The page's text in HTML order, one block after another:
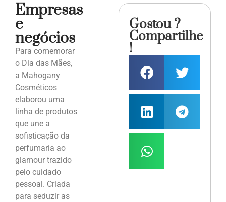
Empresas
e
negócios
Para comemorar
o Dia das Mães,
a Mahogany
Cosméticos
elaborou uma
linha de produtos
que une a
sofisticação da
perfumaria ao
glamour trazido
pelo cuidado
pessoal. Criada
para seduzir as
Gostou ?
Compartilhe
!